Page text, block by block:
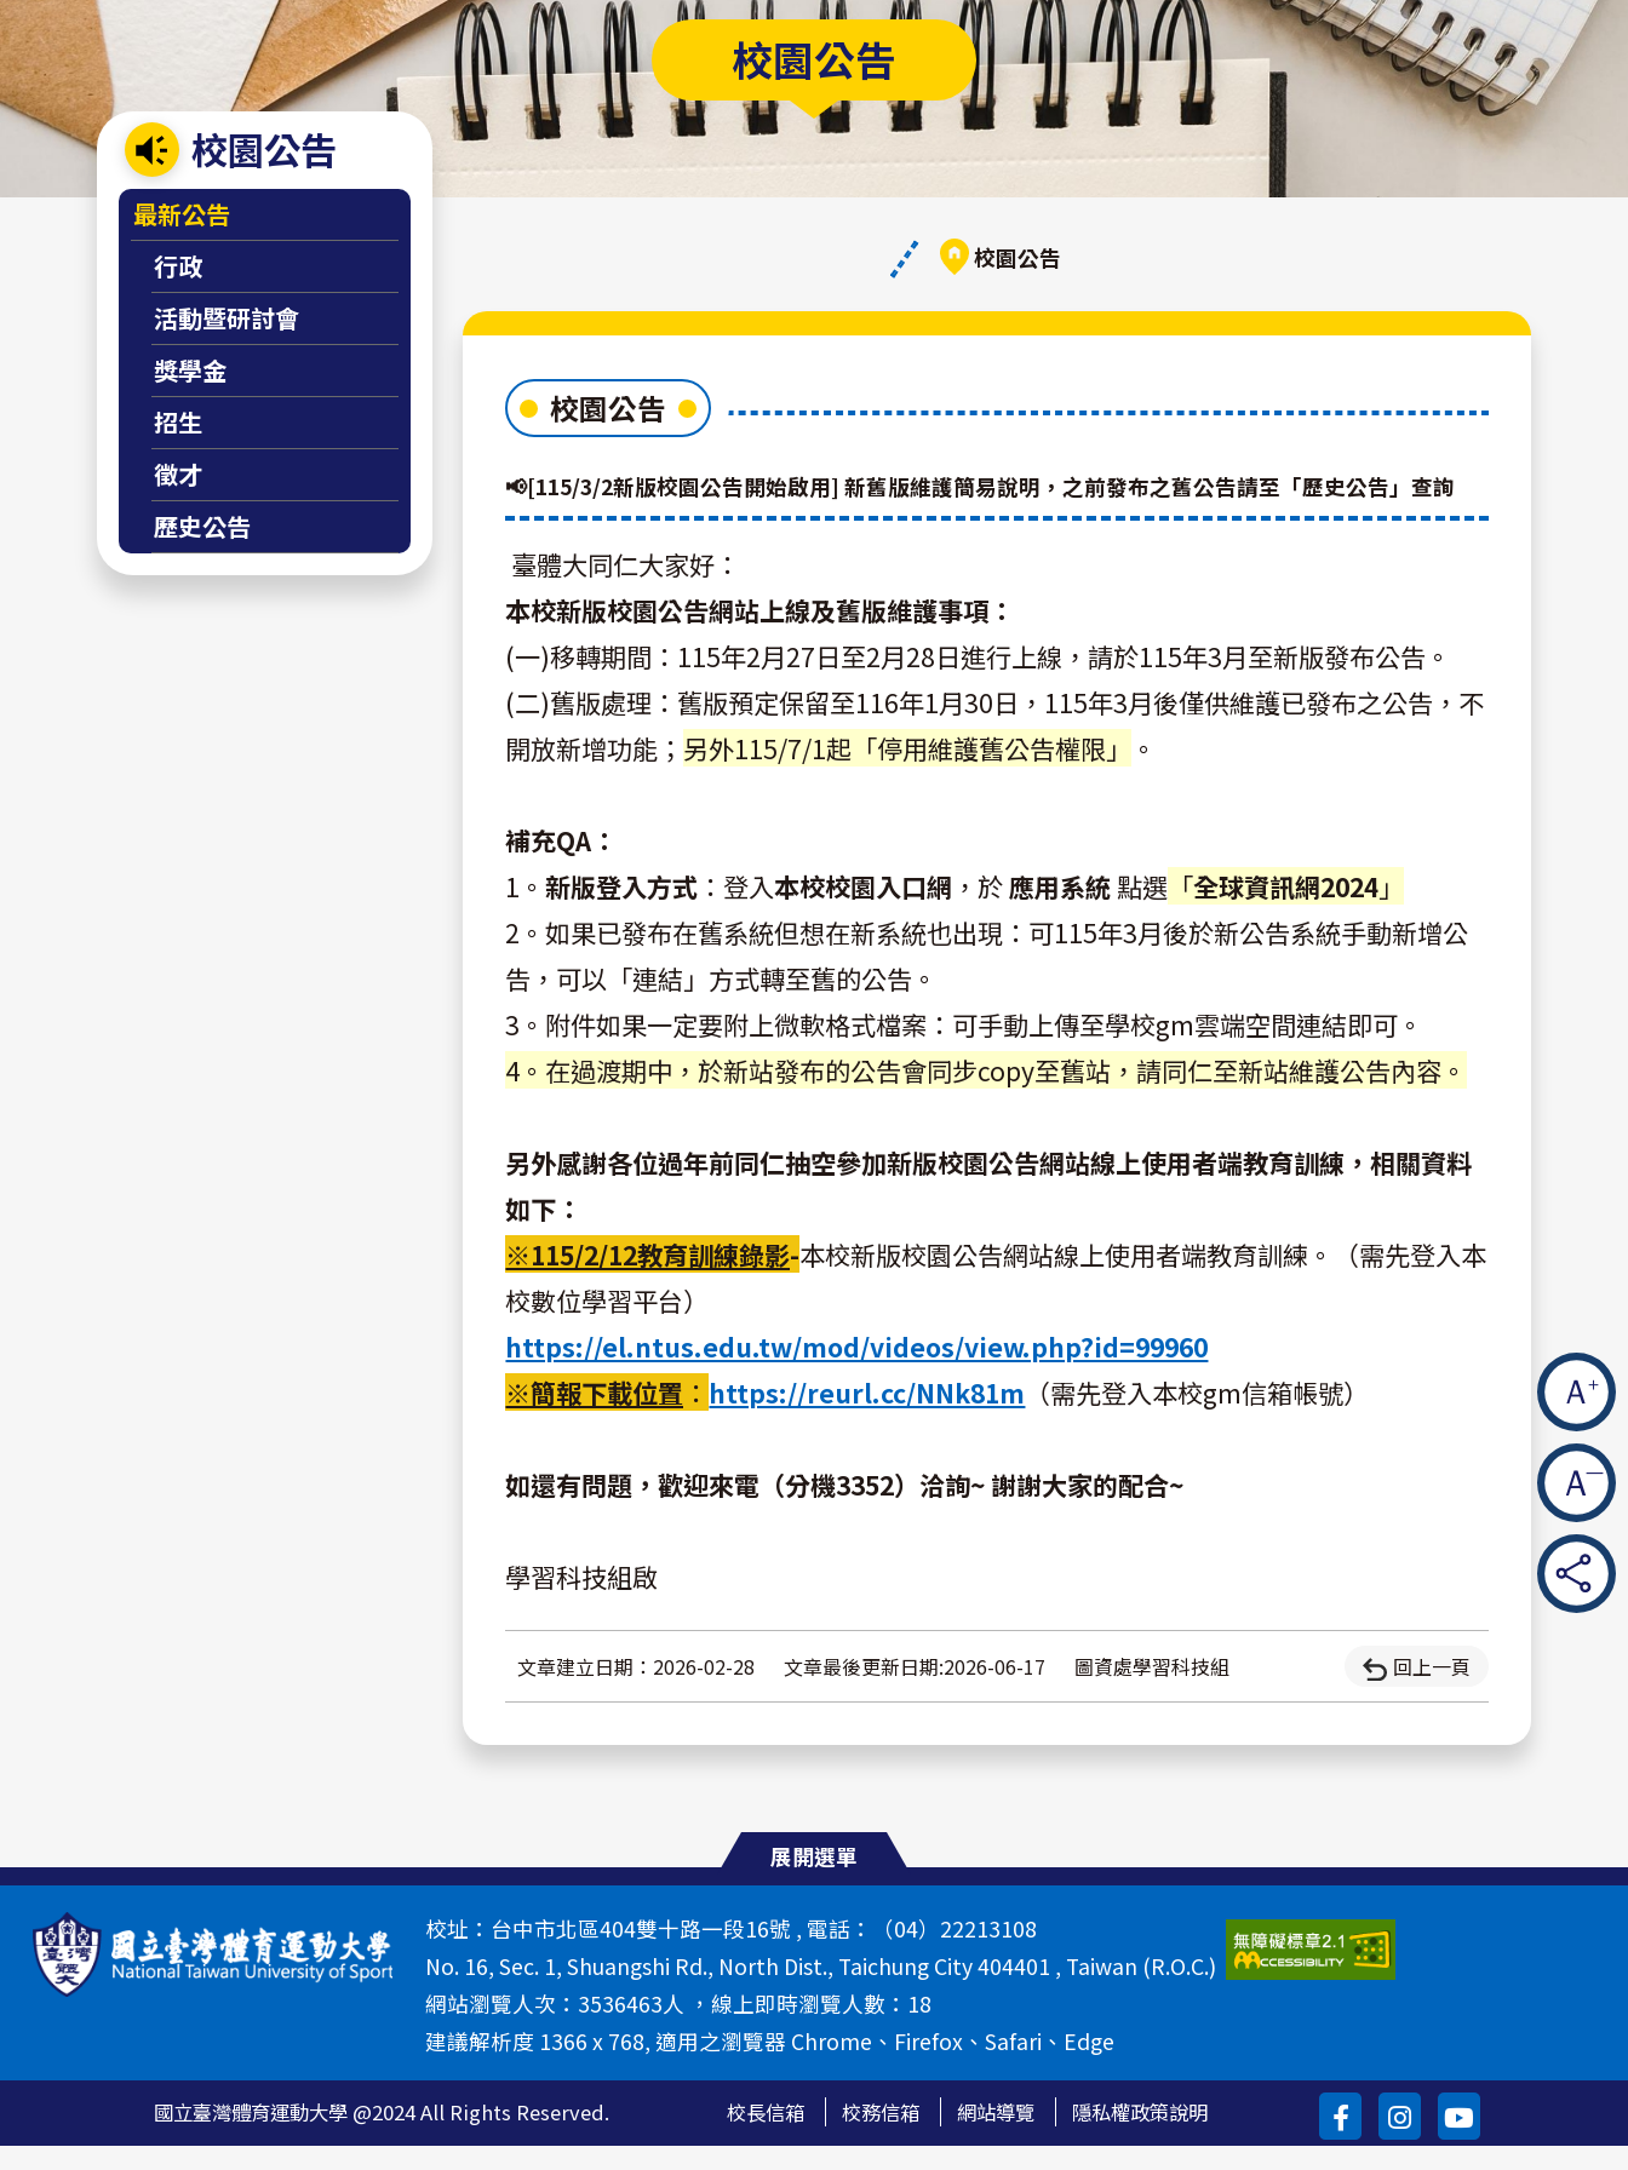
校園公告
校園公告
最新公告
行政
活動暨研討會
獎學金
招生
徵才
歷史公告
校園公告
校園公告
📢[115/3/2新版校園公告開始啟用] 新舊版維護簡易說明，之前發布之舊公告請至「歷史公告」查詢
臺體大同仁大家好：
本校新版校園公告網站上線及舊版維護事項：
(一)移轉期間：115年2月27日至2月28日進行上線，請於115年3月至新版發布公告。
(二)舊版處理：舊版預定保留至116年1月30日，115年3月後僅供維護已發布之公告，不
開放新增功能； 另外115/7/1起「停用維護舊公告權限」 。
補充QA：
1。新版登入方式 ：登入本校校園入口網 ，於應用系統點選 「全球資訊網2024」
2。如果已發布在舊系統但想在新系統也出現：可115年3月後於新公告系統手動新增公
告，可以「連結」方式轉至舊的公告。
3。附件如果一定要附上微軟格式檔案：可手動上傳至學校gm雲端空間連結即可。
4。在過渡期中，於新站發布的公告會同步copy至舊站，請同仁至新站維護公告內容。
另外感謝各位過年前同仁抽空參加新版校園公告網站線上使用者端教育訓練，相關資料
如下：
※115/2/12教育訓練錄影-本校新版校園公告網站線上使用者端教育訓練。（需先登入本
校數位學習平台）
https://el.ntus.edu.tw/mod/videos/view.php?id=99960
※簡報下載位置 ： https://reurl.cc/NNk81m （需先登入本校gm信箱帳號）
如還有問題，歡迎來電（分機3352）洽詢~ 謝謝大家的配合~
學習科技組啟
文章建立日期：2026-02-28 文章最後更新日期:2026-06-17 圖資處學習科技組 回上一頁
展開選單
校址：台中市北區404雙十路一段16號 , 電話：（04）22213108
No. 16, Sec. 1, Shuangshi Rd., North Dist., Taichung City 404401 , Taiwan (R.O.C.)
網站瀏覽人次：3536463人 ，線上即時瀏覽人數：18
建議解析度 1366 x 768, 適用之瀏覽器 Chrome、Firefox、Safari、Edge
國立臺灣體育運動大學 @2024 All Rights Reserved. 校長信箱 校務信箱 網站導覽 隱私權政策說明
體